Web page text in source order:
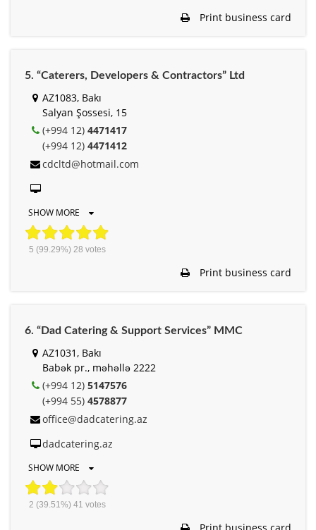
Print business card
5. “Caterers, Developers & Contractors” Ltd
AZ1083, Bakı
Salyan Şossesi, 15
(+994 12) 4471417
(+994 12) 4471412
cdcltd@hotmail.com
SHOW MORE
5 (99.29%) 28 votes
Print business card
6. “Dad Catering & Support Services” MMC
AZ1031, Bakı
Babək pr., məhəllə 2222
(+994 12) 5147576
(+994 55) 4578877
office@dadcatering.az
dadcatering.az
SHOW MORE
2 (39.51%) 41 votes